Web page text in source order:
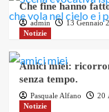
Che fine hanno
admin
13 Gennaio
Notizie
Amici miei:
senza tempo.
Pasquale Alfano
20
Notizie